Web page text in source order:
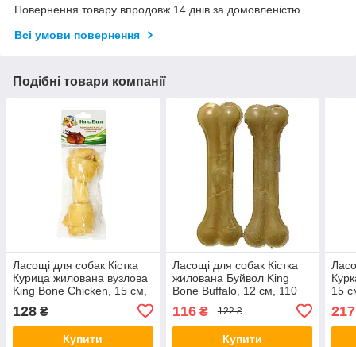
Повернення товару впродовж 14 днів за домовленістю
Всі умови повернення
Подібні товари компанії
Ласощі для собак Кістка
Курица жилована вузлова
King Bone Chicken, 15 см,
60 гр, 1 шт/уп C1003259
128 ₴
Купити
Ласощі для собак Кістка
жилована Буйвол King
Bone Buffalo, 12 см, 110
116₴ 122 ₴
Купити
15
217